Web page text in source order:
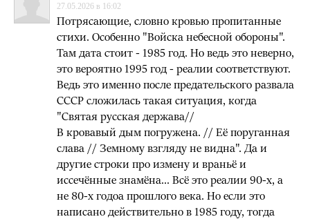
27.05.2026 в 16:02
Потрясающие, словно кровью пропитанные
стихи. Особенно "Войска небесной обороны".
Там дата стоит - 1985 год. Но ведь это неверно,
это вероятно 1995 год - реалии соответствуют.
Ведь это именно после предательского развала
СССР сложилась такая ситуация, когда
"Святая русская держава//
В кровавый дым погружена. // Её поруганная
слава // Земному взгляду не видна". Да и
другие строки про измену и враньё и
иссечённые знамёна... Всё это реалии 90-х, а
не 80-х годоа прошлого века. Но если это
написано действительно в 1985 году, тогда